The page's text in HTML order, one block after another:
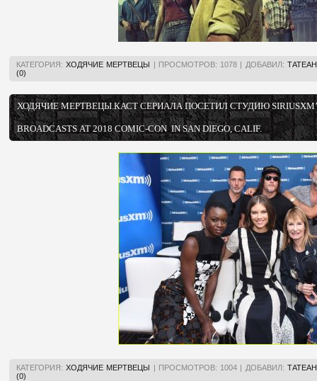
КАТЕГОРИЯ: ХОДЯЧИЕ МЕРТВЕЦЫ | ПРОСМОТРОВ: 1078 | ДОБАВИЛ:
(0)
ХОДЯЧИЕ МЕРТВЕЦЫ.КАСТ СЕРИАЛА ПОСЕТИЛ СТУДИЮ SIRIUSXM’S
BROADCASTS AT 2018 COMIC-CON IN SAN DIEGO, CALIF.
КАТЕГОРИЯ: ХОДЯЧИЕ МЕРТВЕЦЫ | ПРОСМОТРОВ: 1004 | ДОБАВИЛ:
(0)